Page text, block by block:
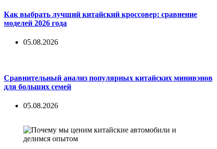
Как выбрать лучший китайский кроссовер: сравнение
моделей 2026 года
05.08.2026
Сравнительный анализ популярных китайских минивэнов
для больших семей
05.08.2026